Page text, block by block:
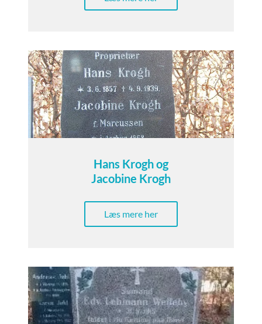
Hans Krogh og
Jacobine Krogh
Læs mere her